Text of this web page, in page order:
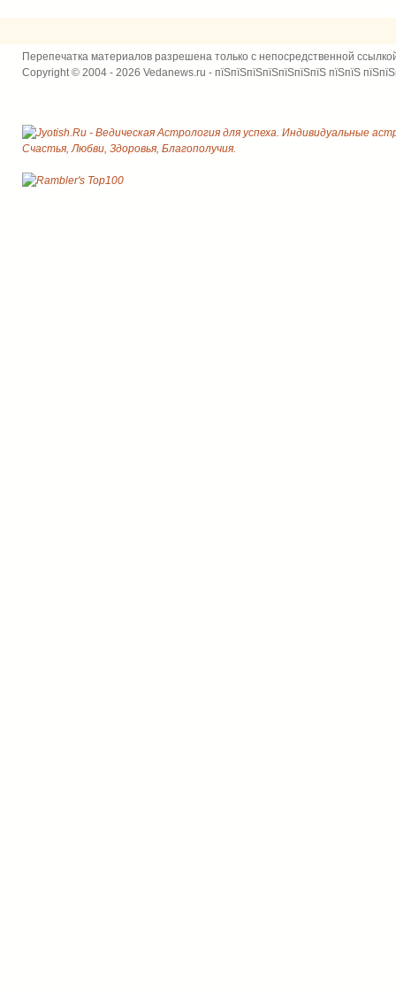
Перепечатка материалов разрешена только с непосредственной
Copyright © 2004 - 2026 Vedanews.ru - пїЅпїЅпїЅпїЅпїЅпїЅпїЅ пїЅпїЅ